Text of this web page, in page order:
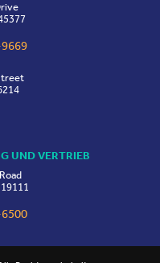
UND VERTRIEB
19111